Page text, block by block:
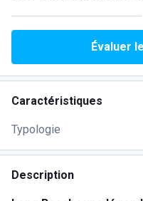
Évaluer
Caractéristiques
Typologie
Description